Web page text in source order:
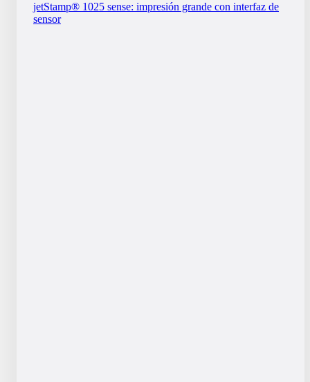
jetStamp® 1025 sense: impresión grande con interfaz de
sensor